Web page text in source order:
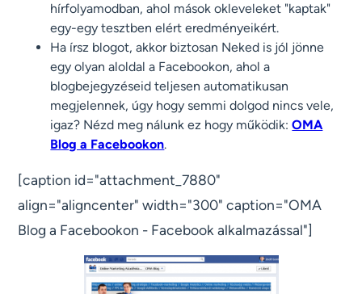
hírfolyamodban, ahol mások okleveleket "kaptak"
egy-egy tesztben elért eredményeikért.
Ha írsz blogot, akkor biztosan Neked is jól jönne
egy olyan aloldal a Facebookon, ahol a
blogbejegyzéseid teljesen automatikusan
megjelennek, úgy hogy semmi dolgod nincs vele,
igaz? Nézd meg nálunk ez hogy működik:OMA
Blog a Facebookon.
[caption id="attachment_7880"
align="aligncenter" width="300" caption="OMA
Blog a Facebookon - Facebook alkalmazással"]